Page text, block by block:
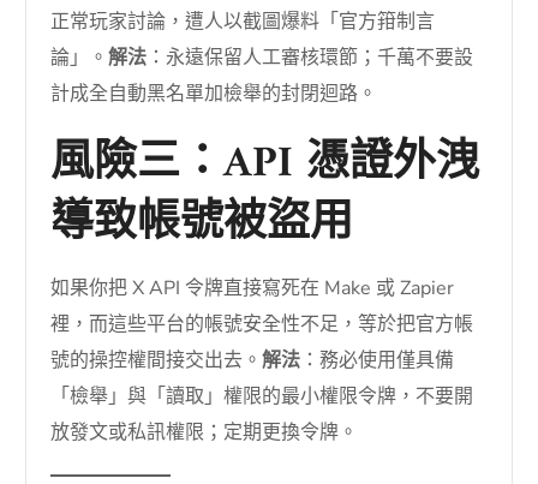
正常玩家討論，遭人以截圖爆料「官方箝制言
論」。解法 ：永遠保留人工審核環節；千萬不要設
計成全自動黑名單加檢舉的封閉迴路。
風險三：API 憑證外洩
導致帳號被盜用
如果你把 X API 令牌直接寫死在 Make 或 Zapier
裡，而這些平台的帳號安全性不足，等於把官方帳
號的操控權間接交出去。解法 ：務必使用僅具備
「檢舉」與「讀取」權限的最小權限令牌，不要開
放發文或私訊權限；定期更換令牌。